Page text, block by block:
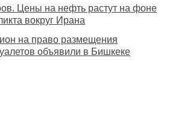
Цены на нефть растут на фоне
вокруг Ирана
на право размещения
объявили в Бишкеке